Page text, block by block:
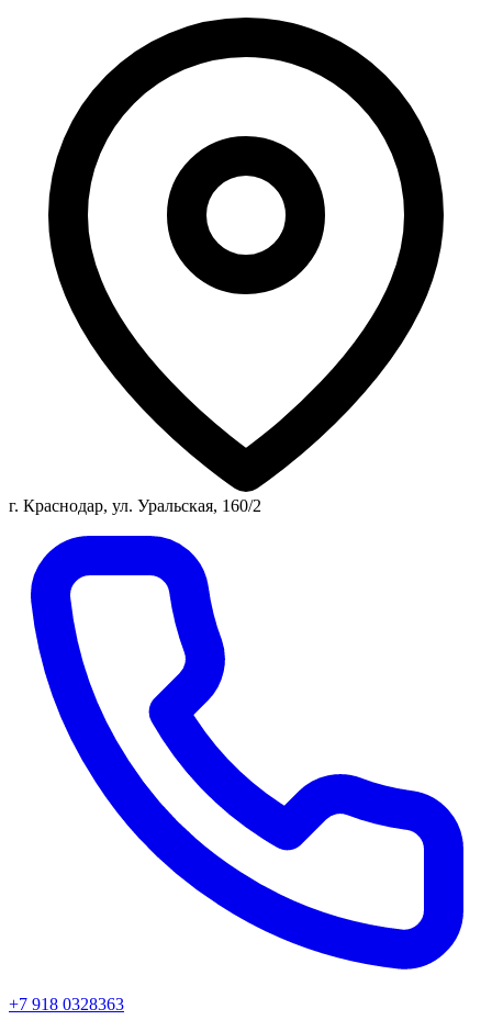
г. Краснодар, ул. Уральская, 160/2
+7 918 0328363